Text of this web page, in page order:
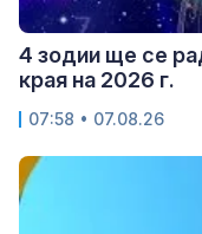
4 зодии ще се
края на 2026 г.
07:58 • 07.08.26